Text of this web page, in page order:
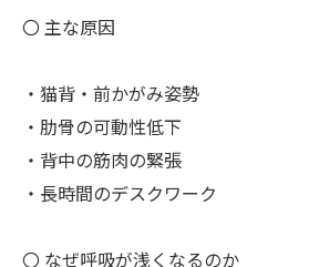
〇 主な原因
・猫背・前かがみ姿勢
・肋骨の可動性低下
・背中の筋肉の緊張
・長時間のデスクワーク